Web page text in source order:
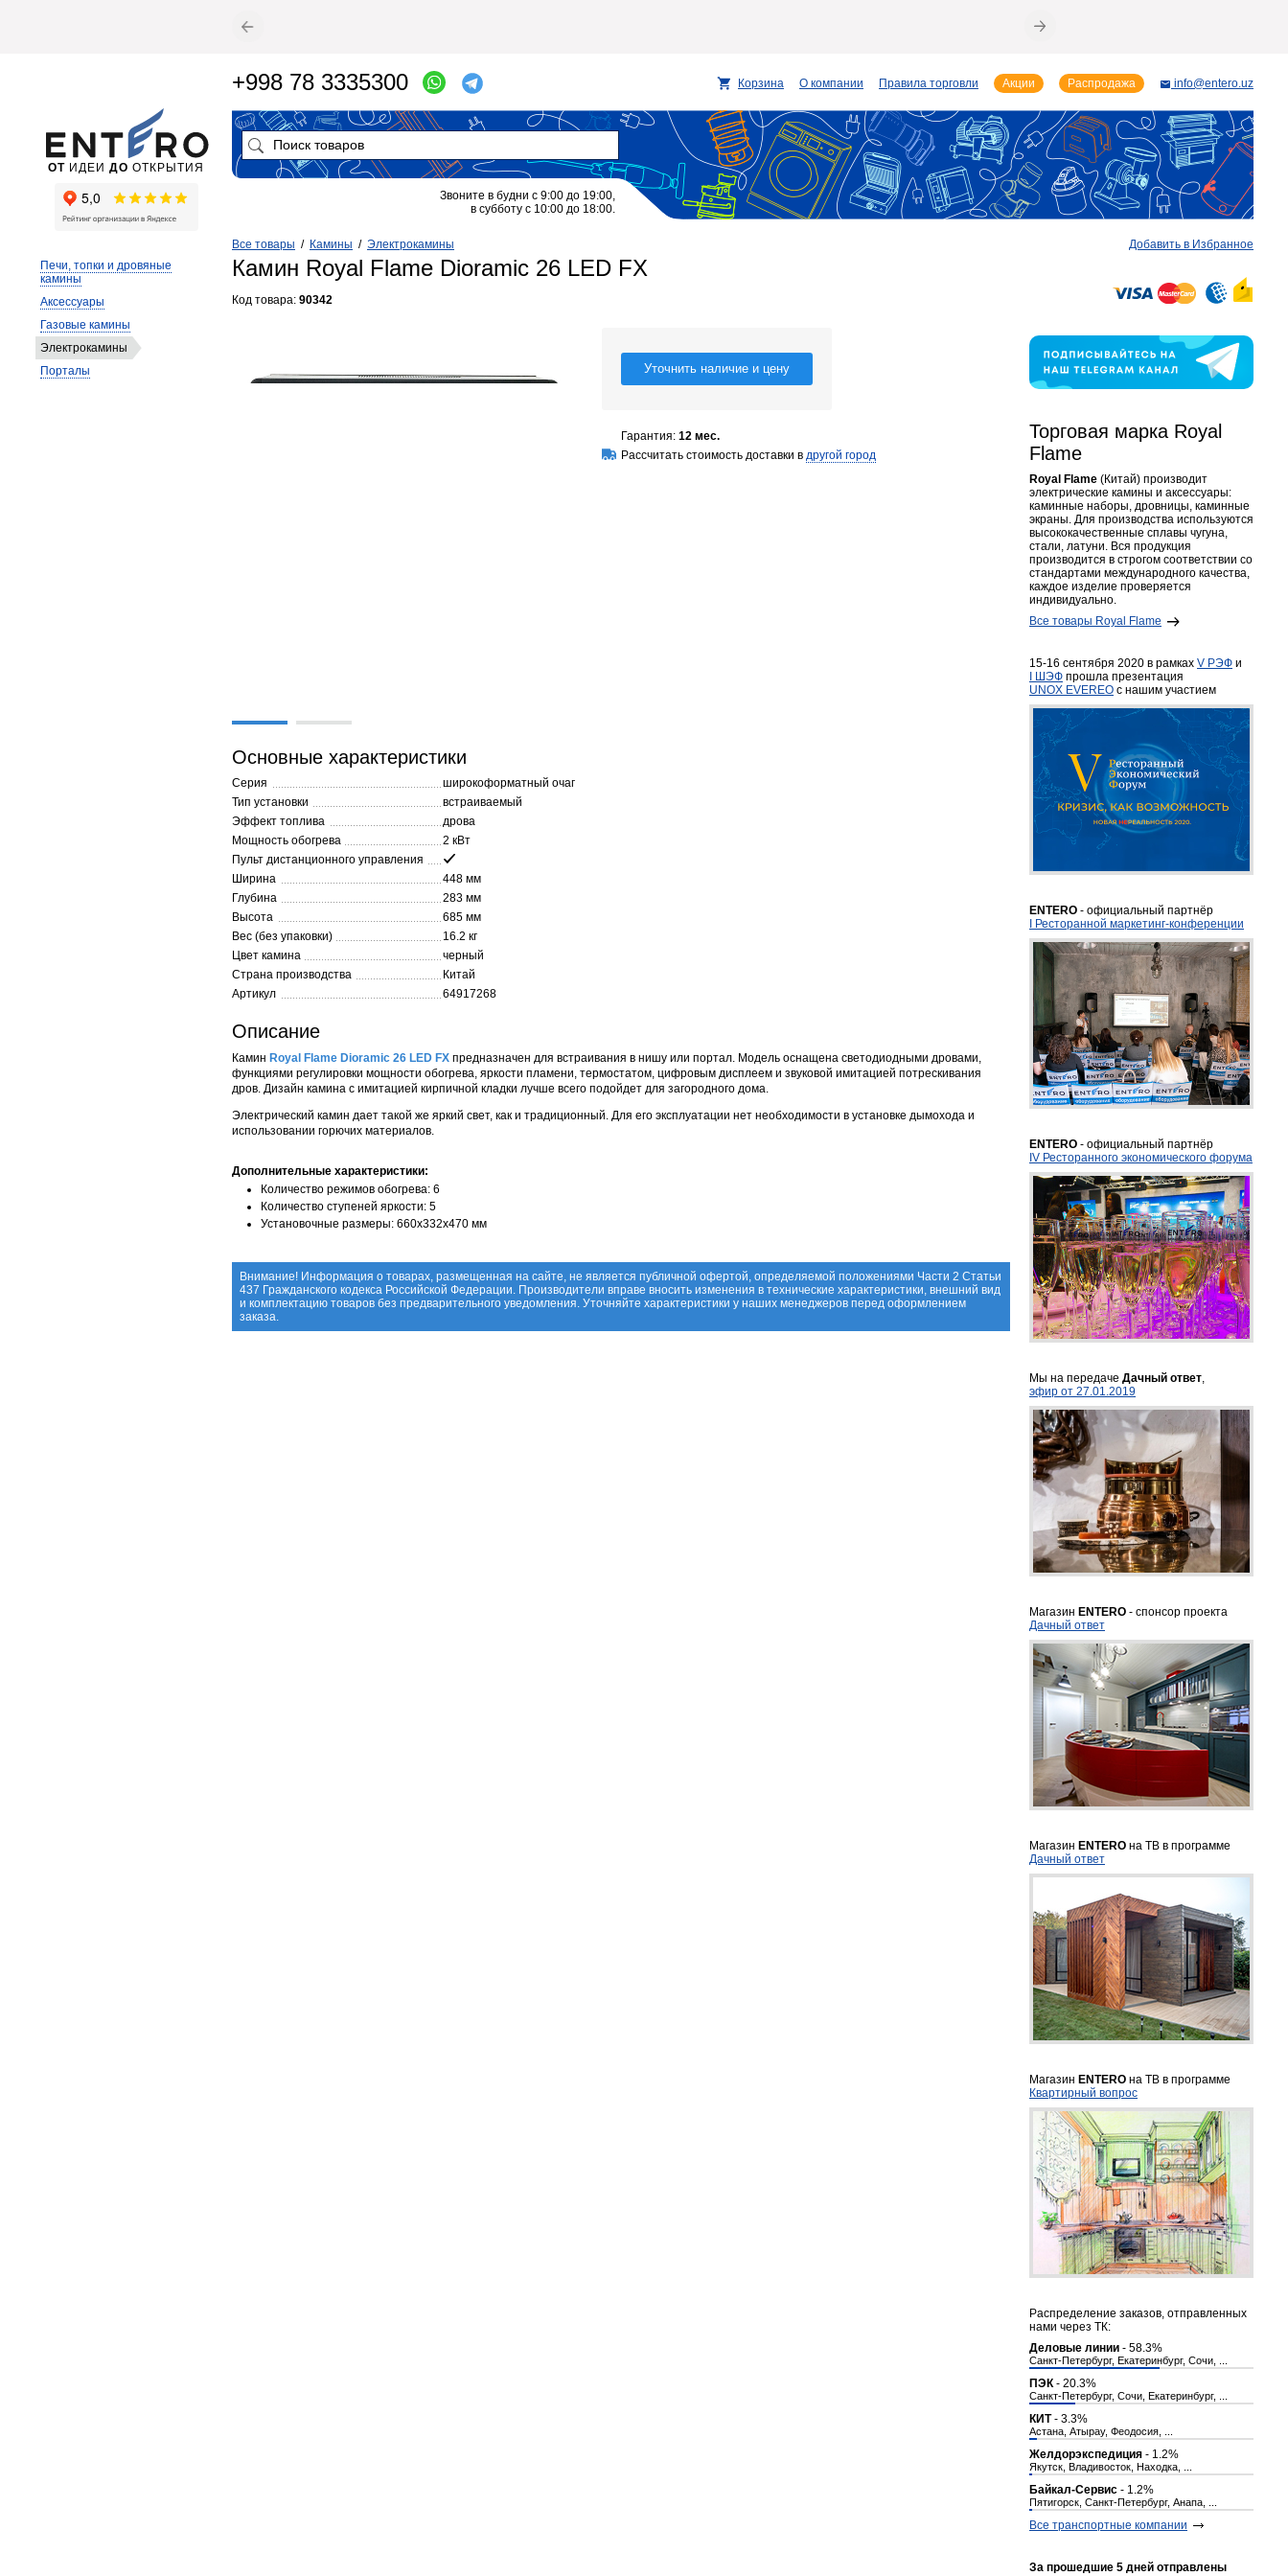
Все товары / Камины / Электрокамины
Камин Royal Flame Dioramic 26 LED FX
Код товара: 90342
Уточнить наличие и цену
Гарантия: 12 мес.
Рассчитать стоимость доставки в другой город
Основные характеристики
Серия
широкоформатный очаг
Тип установки
встраиваемый
Эффект топлива
дрова
Мощность обогрева
2 кВт
Пульт дистанционного управления
Ширина
448 мм
Глубина
283 мм
Высота
685 мм
Вес (без упаковки)
16.2 кг
Цвет камина
черный
Страна производства
Китай
Артикул
64917268
Описание
Камин Royal Flame Dioramic 26 LED FX предназначен для встраивания в нишу или портал. Модель оснащена светодиодными дровами,
функциями регулировки мощности обогрева, яркости пламени, термостатом, цифровым дисплеем и звуковой имитацией потрескивания
дров. Дизайн камина с имитацией кирпичной кладки лучше всего подойдет для загородного дома.
Электрический камин дает такой же яркий свет, как и традиционный. Для его эксплуатации нет необходимости в установке дымохода и
использовании горючих материалов.
Дополнительные характеристики:
Количество режимов обогрева: 6
Количество ступеней яркости: 5
Установочные размеры: 660x332x470 мм
Внимание! Информация о товарах, размещенная на сайте, не является публичной офертой, определяемой положениями Части 2 Статьи
437 Гражданского кодекса Российской Федерации. Производители вправе вносить изменения в технические характеристики, внешний вид
и комплектацию товаров без предварительного уведомления. Уточняйте характеристики у наших менеджеров перед оформлением
заказа.
Добавить в Избранное
Торговая марка Royal
Flame
Royal Flame (Китай) производит
электрические камины и аксессуары:
каминные наборы, дровницы, каминные
экраны. Для производства используются
высококачественные сплавы чугуна,
стали, латуни. Вся продукция
производится в строгом соответствии со
стандартами международного качества,
каждое изделие проверяется
индивидуально.
Все товары Royal Flame
15-16 сентября 2020 в рамках V РЭФ и
I ШЭФ прошла презентация
UNOX EVEREO с нашим участием
ENTERO - официальный партнёр
I Ресторанной маркетинг-конференции
ENTERO - официальный партнёр
IV Ресторанного экономического форума
Мы на передаче Дачный ответ,
эфир от 27.01.2019
Магазин ENTERO - спонсор проекта
Дачный ответ
Магазин ENTERO на ТВ в программе
Дачный ответ
Магазин ENTERO на ТВ в программе
Квартирный вопрос
Распределение заказов, отправленных
нами через ТК:
Деловые линии - 58.3%
Санкт-Петербург, Екатеринбург, Сочи, ...
ПЭК- 20.3%
Санкт-Петербург, Сочи, Екатеринбург, ...
КИТ- 3.3%
Астана, Атырау, Феодосия, ...
Желдорэкспедиция - 1.2%
Якутск, Владивосток, Находка, ...
Байкал-Сервис - 1.2%
Пятигорск, Санкт-Петербург, Анапа, ...
Все транспортные компании
За прошедшие 5 дней отправлены
Печи, топки и дровяные
камины
Аксессуары
Газовые камины
Электрокамины
Порталы
ОТ ИДЕИ ДО ОТКРЫТИЯ
+998 78 3335300 Корзина О компании Правила торговли Акции Распродажа info@entero.uz
Звоните в будни с 9:00 до 19:00,
в субботу с 10:00 до 18:00.